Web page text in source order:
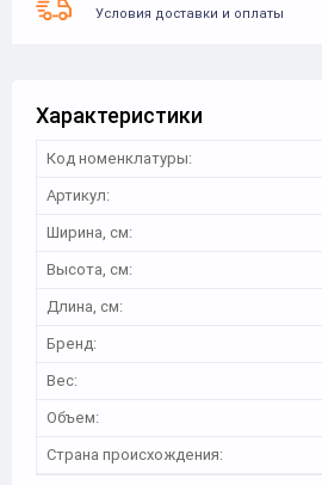
Условия доставки и оплаты
Характеристики
Код номенклатуры:
Артикул:
Ширина, см:
Высота, см:
Длина, см:
Бренд:
Вес:
Объем:
Страна происхождения: